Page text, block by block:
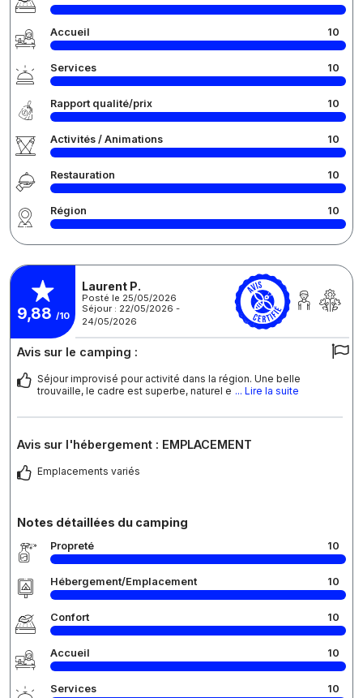
Accueil 10
Services 10
Rapport qualité/prix 10
Activités / Animations 10
Restauration 10
Région 10
9,88 /10
Laurent P.
Posté le 25/05/2026
Séjour : 22/05/2026 -
24/05/2026
Avis sur le camping :
Séjour improvisé pour activité dans la région. Une belle
trouvaille, le cadre est superbe, naturel e ... Lire la suite
Avis sur l'hébergement : EMPLACEMENT
Emplacements variés
Notes détaillées du camping
Propreté 10
Hébergement/Emplacement 10
Confort 10
Accueil 10
Services 10